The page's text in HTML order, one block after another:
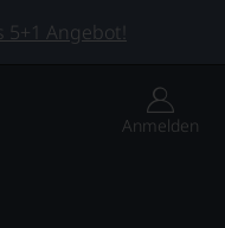
Angebot!
Anmelden